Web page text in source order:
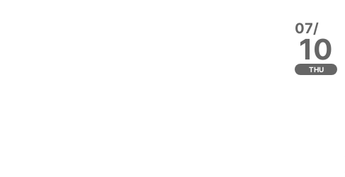
07/
10
THU